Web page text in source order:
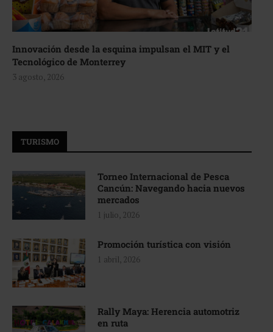
Innovación desde la esquina impulsan el MIT y el
Tecnológico de Monterrey
3 agosto, 2026
TURISMO
Torneo Internacional de Pesca
Cancún: Navegando hacia nuevos
mercados
1 julio, 2026
Promoción turística con visión
1 abril, 2026
Rally Maya: Herencia automotriz
en ruta